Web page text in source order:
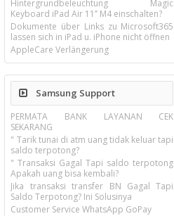
Hintergrundbeleuchtung Magic
Keyboard iPad Air 11’’ M4 einschalten?
Dokumente über Links zu Microsoft365
lassen sich in iPad u. iPhone nicht öffnen
AppleCare Verlängerung
Samsung Support
PERMATA BANK LAYANAN CEK
SEKARANG
" Tarik tunai di atm uang tidak keluar tapi
saldo terpotong?
" Transaksi Gagal Tapi saldo terpotong
Apakah uang bisa kembali?
Jika transaksi transfer BN Gagal Tapi
Saldo Terpotong? Ini Solusinya
Customer Service WhatsApp GoPay